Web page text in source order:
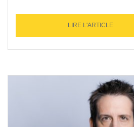
LIRE L'ARTICLE